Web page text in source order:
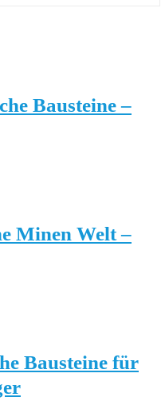
Bausteine –
Minen Welt –
Bausteine für